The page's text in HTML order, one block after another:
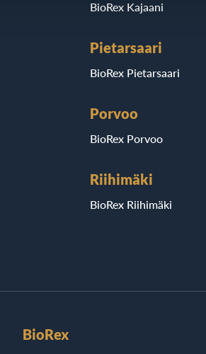
BioRex Kajaani
Pietarsaari
BioRex Pietarsaari
Porvoo
BioRex Porvoo
Riihimäki
BioRex Riihimäki
BioRex